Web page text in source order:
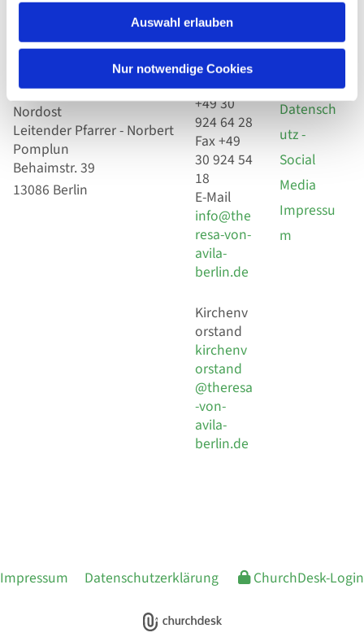
Auswahl erlauben
Nur notwendige Cookies
Katholische
Kirchengemeinde Pfarrei
Hl. Theresa von Avila Berlin
Nordost
Leitender Pfarrer - Norbert
Pomplun
Behaimstr. 39
13086 Berlin
Kont
Akt
Telefon
+49 30
924 64 28
Fax +49
30 924 54
18
E-Mail
info@the
resa-von-
avila-
berlin.de
Kirchenv
orstand
kirchenv
orstand
@theresa
-von-
avila-
berlin.de
utz
Datensch
utz -
Social
Media
Impressu
m
Impressum Datenschutzerklärung ChurchDesk-Login